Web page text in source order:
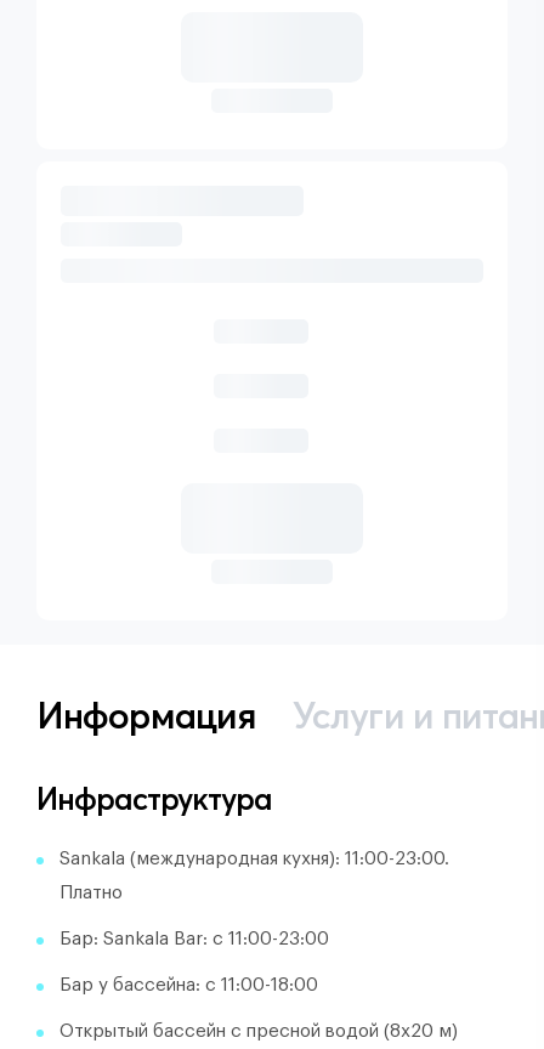
Информация Услуги и
Инфраструктура
Sankala (международная кухня): 11:00-23:00.
Платно
Бар: Sankala Bar: с 11:00-23:00
Бар у бассейна: с 11:00-18:00
Открытый бассейн с пресной водой (8х20 м)